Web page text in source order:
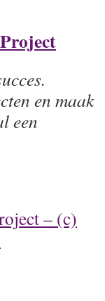
en maak
een
– (c)